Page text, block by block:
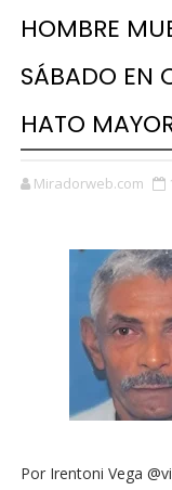
HOMBRE
SÁBADO EN
HATO
Miradorweb.com
Por Irentoni Vega